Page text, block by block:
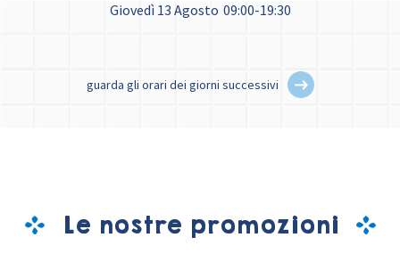
Giovedì 13 Agosto 09:00-19:30
guarda gli orari dei giorni successivi
Le nostre promozioni